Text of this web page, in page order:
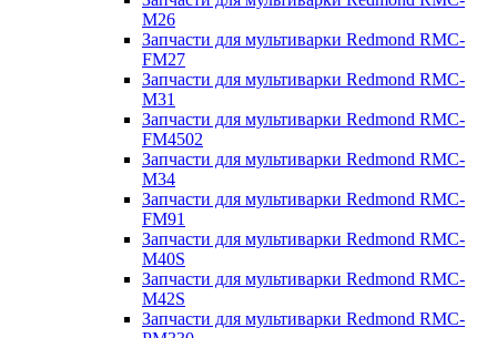
M26
Запчасти для мультиварки Redmond RMC-
FM27
Запчасти для мультиварки Redmond RMC-
M31
Запчасти для мультиварки Redmond RMC-
FM4502
Запчасти для мультиварки Redmond RMC-
M34
Запчасти для мультиварки Redmond RMC-
FM91
Запчасти для мультиварки Redmond RMC-
M40S
Запчасти для мультиварки Redmond RMC-
M42S
Запчасти для мультиварки Redmond RMC-